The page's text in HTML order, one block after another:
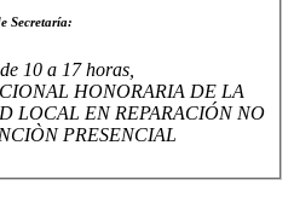
Secretaría:
10 a 17 horas,
HONORARIA DE LA
LOCAL EN REPARACIÓN NO
PRESENCIAL